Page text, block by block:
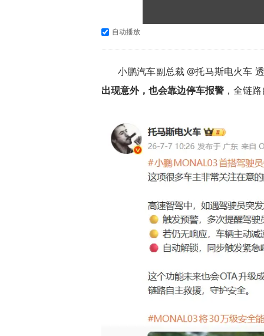
自动播放
小鹏汽车副总裁 @托马斯电火车
出现意外，也会靠边停车报警 ，全链